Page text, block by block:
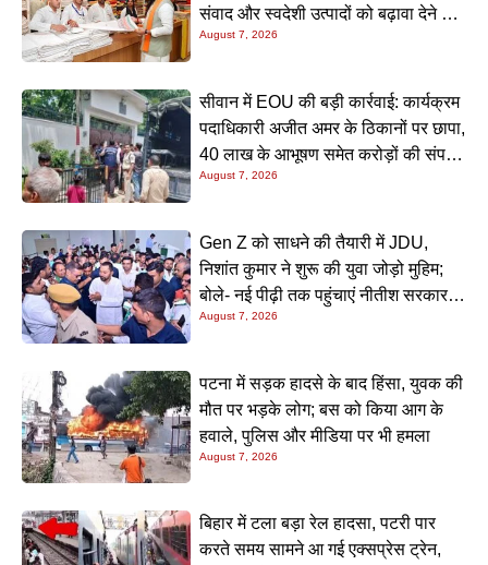
संवाद और स्वदेशी उत्पादों को बढ़ावा देने की
अपील
August 7, 2026
सीवान में EOU की बड़ी कार्रवाई: कार्यक्रम
पदाधिकारी अजीत अमर के ठिकानों पर छापा,
40 लाख के आभूषण समेत करोड़ों की संपत्ति
की जांच शुरू
August 7, 2026
Gen Z को साधने की तैयारी में JDU,
निशांत कुमार ने शुरू की युवा जोड़ो मुहिम;
बोले- नई पीढ़ी तक पहुंचाएं नीतीश सरकार के
20 सालों के काम
August 7, 2026
पटना में सड़क हादसे के बाद हिंसा, युवक की
मौत पर भड़के लोग; बस को किया आग के
हवाले, पुलिस और मीडिया पर भी हमला
August 7, 2026
बिहार में टला बड़ा रेल हादसा, पटरी पार
करते समय सामने आ गई एक्सप्रेस ट्रेन,